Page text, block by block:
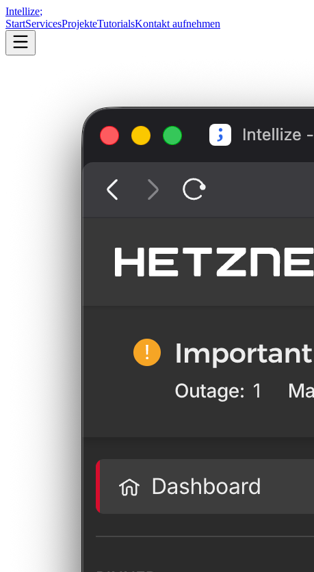
Intellize;
StartServicesProjekteTutorialsKontakt aufnehmen